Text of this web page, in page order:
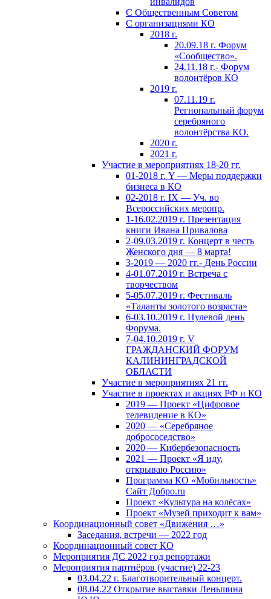
С Общественным Советом
С организациями КО
2018 г.
20.09.18 г. Форум
«Сообщество».
24.11.18 г.- Форум
волонтёров КО
2019 г.
07.11.19 г.
Региональный форум
серебряного
волонтёрства КО.
2020 г.
2021 г.
Участие в мероприятиях 18-20 гг.
01-2018 г. Y — Меры поддержки
бизнеса в КО
02-2018 г. IX — Уч. во
Всероссийских меропр.
1-16.02.2019 г. Презентация
книги Ивана Привалова
2-09.03.2019 г. Концерт в честь
Женского дня — 8 марта!
3-2019 — 2020 гг.- День России
4-01.07.2019 г. Встреча с
творчеством
5-05.07.2019 г. Фестиваль
«Таланты золотого возраста»
6-03.10.2019 г. Нулевой день
Форума.
7-04.10.2019 г. V
ГРАЖДАНСКИЙ ФОРУМ
КАЛИНИНГРАДСКОЙ
ОБЛАСТИ
Участие в мероприятиях 21 гг.
Участие в проектах и акциях РФ и КО
2019 — Проект «Цифровое
телевидение в КО»
2020 — «Серебряное
добрососедство»
2020 — Кибербезопасность
2021 — Проект «Я иду,
открываю Россию»
Программа КО «Мобильность»
Сайт Добро.ru
Проект «Культура на колёсах»
Проект «Музей приходит к вам»
Координационный совет «Движения …»
Заседания, встречи — 2022 год
Координационный совет КО
Мероприятия ДС 2022 год репортажи
Мероприятия партнёров (участие) 22-23
03.04.22 г. Благотворительный концерт.
08.04.22 Открытие выставки Леньшина